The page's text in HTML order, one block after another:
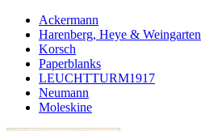
Ackermann
Harenberg, Heye & Weingarten
Korsch
Paperblanks
LEUCHTTURM1917
Neumann
Moleskine